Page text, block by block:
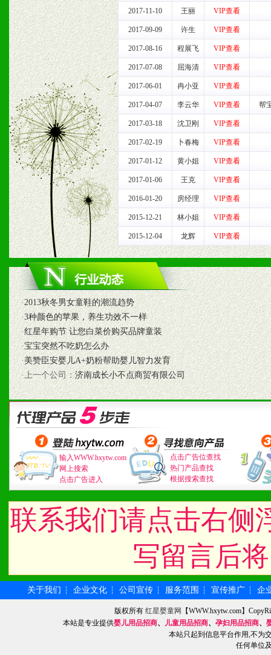
3、我们时刻整理各区销售
时收编销售效果显着的案
七、招商代理（全国各地）
1、认同我们的经营理念。
2、具备较好商业信誉和资
3、具备区域内良好的终端
4、具备一定业务团队能力
道，医药渠道并为之提供
5、具备较强的市场操作意
八、品牌产品
1、不断提升品牌的知名度
2、不断开创新产品不断满
化。
九、加盟优势
1、广告企划支持：产品手
品全面配赠，免费提供软
册、专柜咨询手册等各种
2、市场保护支持：供优质
统一底价供货、严格保证
3、对代理商、经销商提
单，税务发票，产品质量
4、营销技术支持：因地
2017-11-10 王丽 VIP查看
2017-09-09 许生 VIP查看
2017-08-16 程展飞 VIP查看
2017-07-08 屈海清 VIP查看
2017-06-01 冉小亚 VIP查看
2017-04-07 李云华 VIP查看 帮
2017-03-18 沈卫刚 VIP查看
2017-02-19 卜春梅 VIP查看
2017-01-12 黄小姐 VIP查看
2017-01-06 王克 VIP查看
2016-01-20 房经理 VIP查看
2015-12-21 林小姐 VIP查看
2015-12-04 龙辉 VIP查看
·2013秋冬男女童鞋的潮流趋势
·3种颜色的苹果，养生功效不一样
·红星年购节 让您白菜价购买品牌童装
·宝宝突然不吃奶怎么办
·美赞臣安婴儿A+奶粉帮助婴儿智力发育
·上一个公司：济南成长小不点商贸有限公司
输入WWW.hxytw.com
网上搜索
点击广告进入
点击广告位查找
热门产品查找
根据搜索查找
联系我们请点击右侧
写留言后
关于我们 ┆ 企业文化 ┆ 公司宣传 ┆ 服务范围 ┆ 宣传推广 ┆ 企
版权所有红星婴童网
【WWW.hxytw.com】
本站是专业提供婴儿用品招商、 儿童用品招商、 孕妇用品招商、
本站只起到信息平台作用,不为
任何单位